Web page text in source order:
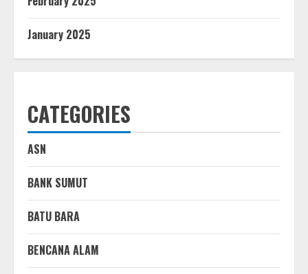
January 2025
CATEGORIES
ASN
BANK SUMUT
BATU BARA
BENCANA ALAM